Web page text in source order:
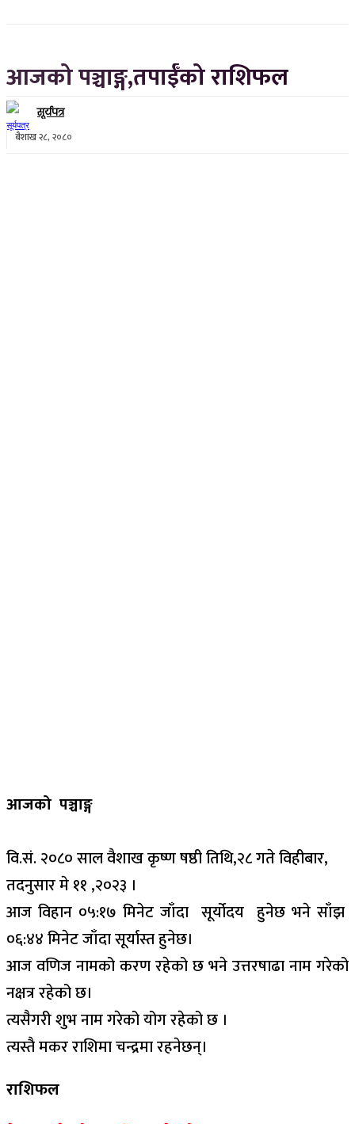
आजको पञ्चाङ्ग,तपाईँको राशिफल
सूर्यपत्र
बैशाख २८, २०८०
आजको पञ्चाङ्ग
वि.सं. २०८० साल वैशाख कृष्ण षष्ठी तिथि,२८ गते विहीबार,
तदनुसार मे ११ ,२०२३ ।
आज विहान ०५:१७ मिनेट जाँदा सूर्योदय हुनेछ भने साँझ
०६:४४ मिनेट जाँदा सूर्यास्त हुनेछ।
आज वणिज नामको करण रहेको छ भने उत्तरषाढा नाम गरेको
नक्षत्र रहेको छ।
त्यसैगरी शुभ नाम गरेको योग रहेको छ ।
त्यस्तै मकर राशिमा चन्द्रमा रहनेछन्।
राशिफल